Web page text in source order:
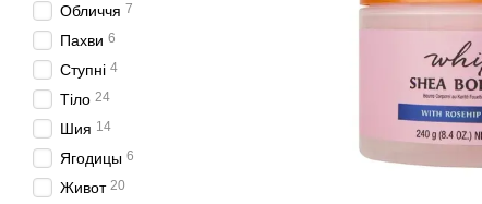
Обличчя 7
Пахви 6
Ступні 4
Тіло 24
Шия 14
Ягодицы 6
Живот 20